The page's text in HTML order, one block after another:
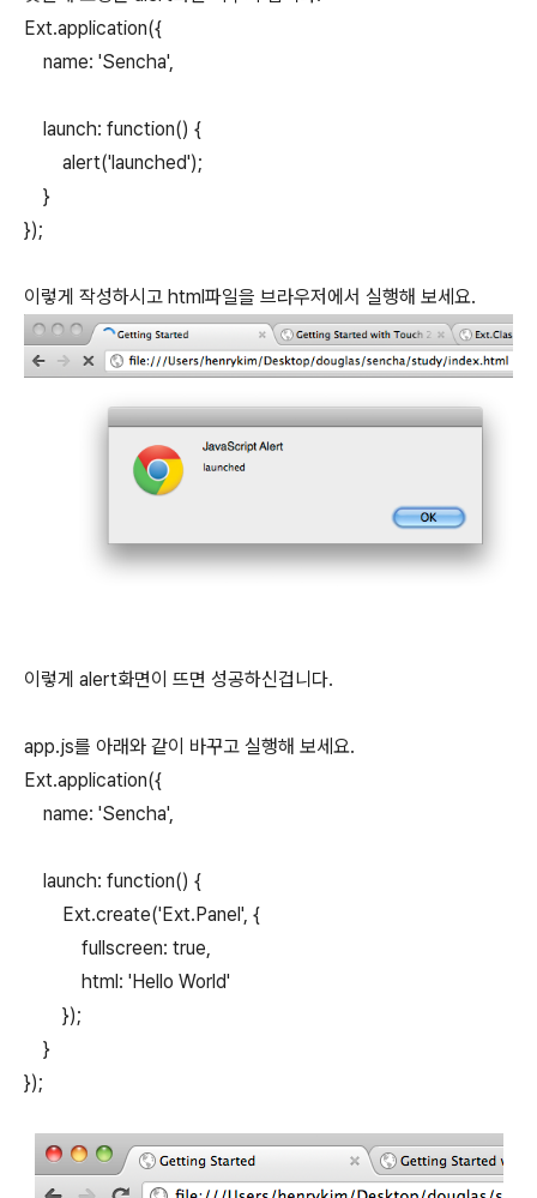
Ext.application({
name: 'Sencha',
launch: function() {
alert('launched');
}
});
이렇게 작성하시고 html파일을 브라우저에서 실행해 보세요.
이렇게 alert화면이 뜨면 성공하신겁니다.
app.js를 아래와 같이 바꾸고 실행해 보세요.
Ext.application({
name: 'Sencha',
launch: function() {
Ext.create('Ext.Panel', {
fullscreen: true,
html: 'Hello World'
});
}
});